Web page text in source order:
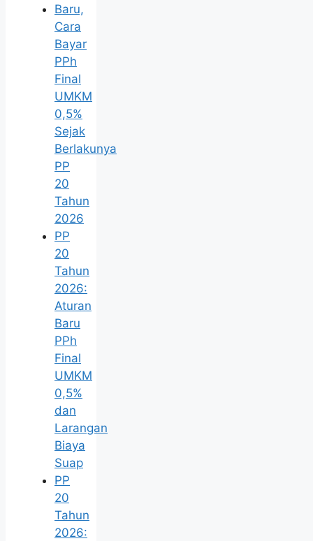
Baru,
Cara
Bayar
PPh
Final
UMKM
0,5%
Sejak
Berlakunya
PP
20
Tahun
2026
PP
20
Tahun
2026:
Aturan
Baru
PPh
Final
UMKM
0,5%
dan
Larangan
Biaya
Suap
PP
20
Tahun
2026: